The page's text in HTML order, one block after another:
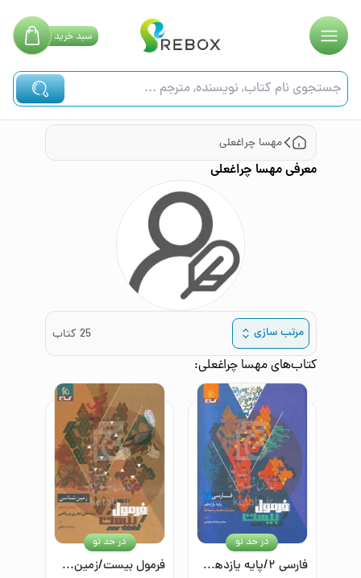
سبدخرید
مهسا چراغعلی
معرفیمهسا چراغعلی
مرتب سازی 25 کتاب
کتاب‌هایمهسا چراغعلی:
فارسی ۲/پایه یازدهم مشترک همه رشته ها
در حد نو
فرمول بیست/زمین‌شناسی یازدهم/تجربی و ریاضی
در حد نو